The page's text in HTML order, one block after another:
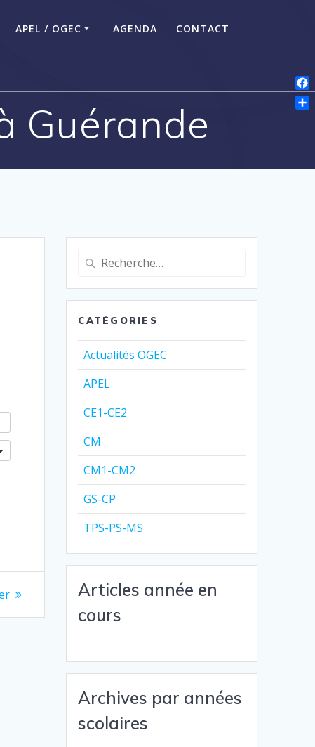
APEL / OGEC AGENDA CONTACT
Guérande
CATÉGORIES
Actualités OGEC
APEL
CE1-CE2
CM
CM1-CM2
GS-CP
TPS-PS-MS
Articles année en
cours
Archives par années
scolaires